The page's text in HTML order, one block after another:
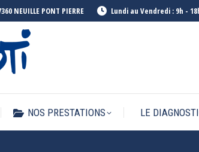
NEUILLE PONT PIERRE Lundi au Vendredi : 9h -
NOS PRESTATIONS LE